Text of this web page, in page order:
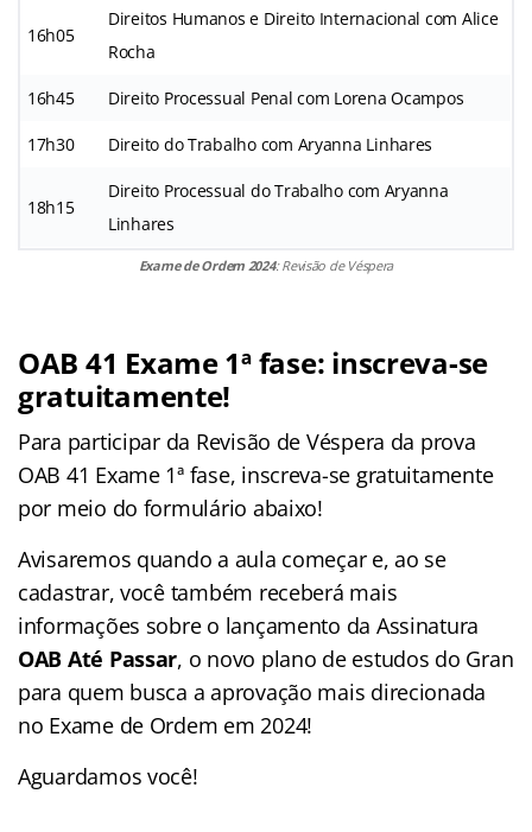
16h05
Direitos Humanos e Direito Internacional com Alice
Rocha
16h45 Direito Processual Penal com Lorena Ocampos
17h30 Direito do Trabalho com Aryanna Linhares
18h15
Direito Processual do Trabalho com Aryanna
Linhares
Exame de Ordem 2024: Revisão de Véspera
OAB 41 Exame 1ª fase: inscreva-se
gratuitamente!
Para participar da Revisão de Véspera da prova
OAB 41 Exame 1ª fase, inscreva-se gratuitamente
por meio do formulário abaixo!
Avisaremos quando a aula começar e, ao se
cadastrar, você também receberá mais
informações sobre o lançamento da Assinatura
OAB Até Passar, o novo plano de estudos do Gran
para quem busca a aprovação mais direcionada
no Exame de Ordem em 2024!
Aguardamos você!